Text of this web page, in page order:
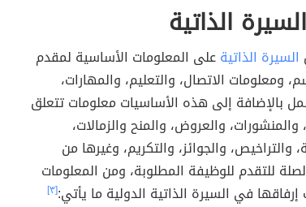
الذاتية
السیرة الذاتیةعلى المعلومات الأساسية لمقدم
ومعلومات الاتصال، والتعلیم، والمھارات،
بالإضافة إلى هذه الأساسيات معلومات تتعلق
والمنشورات، والعروض، والمنح والزمالات،
والتراخيص، والجوائز، والتكريم، وغيرها من
للتقدم للوظيفة المطلوبة، ومن المعلومات
في السيرة الذاتية الدولية ما يأتي:[٣]